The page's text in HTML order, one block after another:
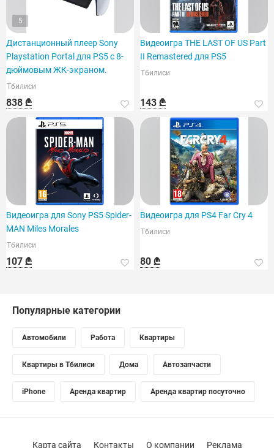
5
Дистанционный плеер Sony
Playstation Portal для PS5 с 8-
дюймовым ЖК-экраном.
Тбилиси
838 ₾
Видеоигра THE LAST OF US Part
II Remastered для PS5
Тбилиси
143 ₾
Видеоигра для Sony PS5 Spider-
MAN Miles Morales
Тбилиси
107 ₾
Видеоигра для PS4 Far Cry 4
Тбилиси
80 ₾
Популярные категории
Автомобили Работа Квартиры
Квартиры в Тбилиси Дома Автозапчасти
iPhone Аренда квартир Аренда квартир посуточно
Карта сайта Контакты О компании Реклама